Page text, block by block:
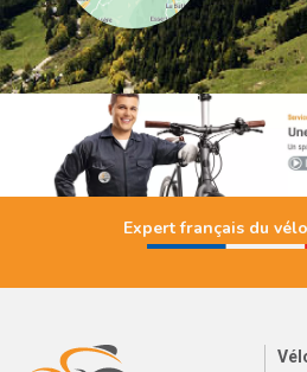
Expert français du